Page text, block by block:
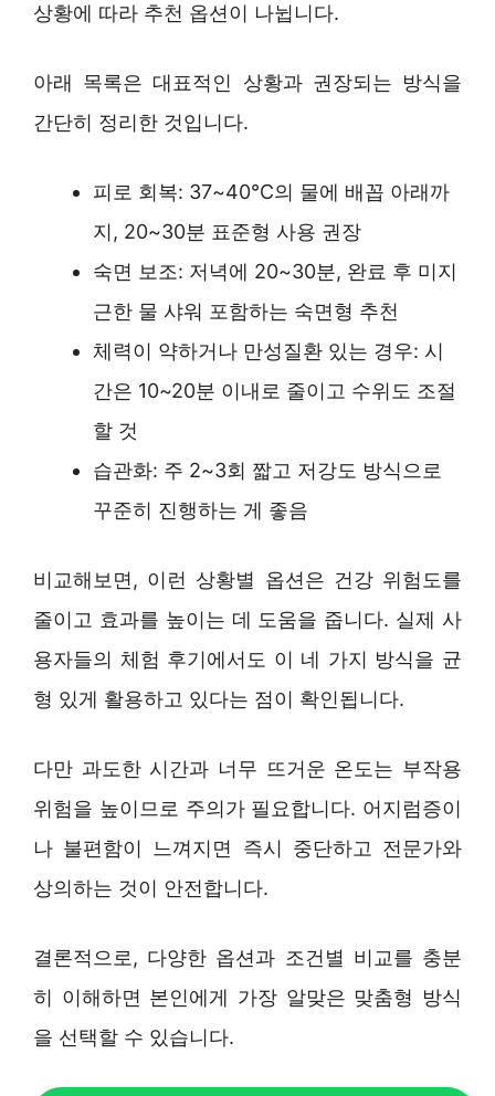
상황에 따라 추천 옵션이 나뉩니다.
아래 목록은 대표적인 상황과 권장되는 방식을
간단히 정리한 것입니다.
피로 회복: 37~40℃의 물에 배꼽 아래까
지, 20~30분 표준형 사용 권장
숙면 보조: 저녁에 20~30분, 완료 후 미지
근한 물 샤워 포함하는 숙면형 추천
체력이 약하거나 만성질환 있는 경우: 시
간은 10~20분 이내로 줄이고 수위도 조절
할 것
습관화: 주 2~3회 짧고 저강도 방식으로
꾸준히 진행하는 게 좋음
비교해보면, 이런 상황별 옵션은 건강 위험도를
줄이고 효과를 높이는 데 도움을 줍니다. 실제 사
용자들의 체험 후기에서도 이 네 가지 방식을 균
형 있게 활용하고 있다는 점이 확인됩니다.
다만 과도한 시간과 너무 뜨거운 온도는 부작용
위험을 높이므로 주의가 필요합니다. 어지럼증이
나 불편함이 느껴지면 즉시 중단하고 전문가와
상의하는 것이 안전합니다.
결론적으로, 다양한 옵션과 조건별 비교를 충분
히 이해하면 본인에게 가장 알맞은 맞춤형 방식
을 선택할 수 있습니다.